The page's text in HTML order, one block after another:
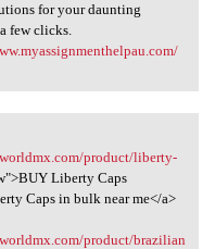
for your daunting
few clicks.
product/liberty-
Liberty Caps
Caps in bulk near me</a>
product/brazilian